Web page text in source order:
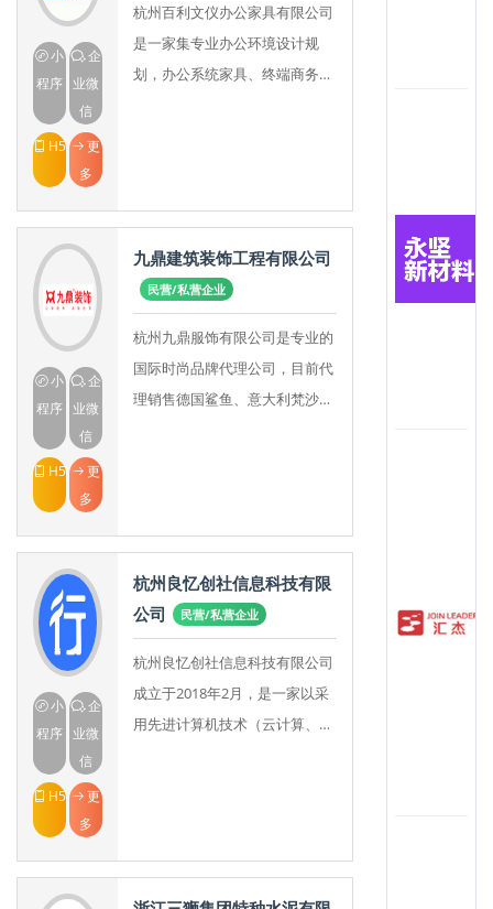
小
程序
企
业微
信
H5
更
多
杭州百利文仪办公家具有限公司
是一家集专业办公环境设计规
划，办公系统家具、终端商务系
小
程序
企
业微
信
H5
更
多
九鼎建筑装饰工程有限公司
民营/私营企业
杭州九鼎服饰有限公司是专业的
国际时尚品牌代理公司，目前代
理销售德国鲨鱼、意大利梵沙
小
程序
企
业微
信
H5
更
多
杭州良忆创社信息科技有限
公司
民营/私营企业
杭州良忆创社信息科技有限公司
成立于2018年2月，是一家以采
用先进计算机技术（云计算、大